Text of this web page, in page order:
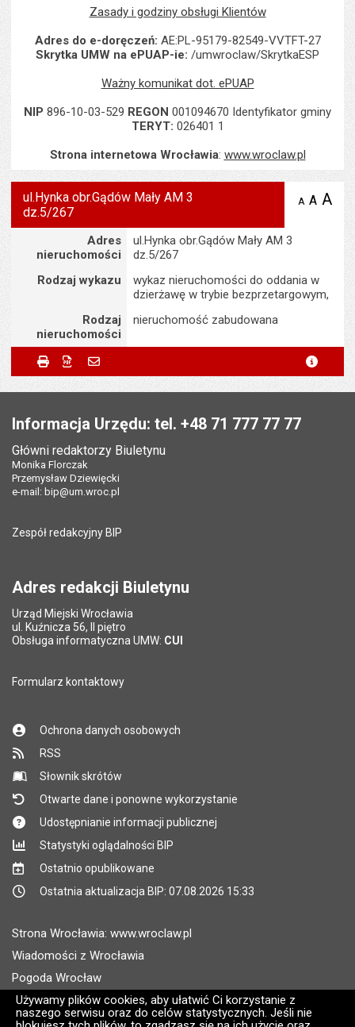
Używamy plików cookies, aby ułatwić Ci korzystanie z
naszego serwisu oraz do celów statystycznych. Jeśli nie
Zasady i godziny obsługi Klientów
Adres do e-doręczeń: AE:PL-95179-82549-VVTFT-27
Skrytka UMW na ePUAP-ie: /umwroclaw/SkrytkaESP
Ważny komunikat dot. ePUAP
NIP 896-10-03-529 REGON 001094670 Identyfikator gminy
TERYT: 026401 1
Strona internetowa Wrocławia: www.wroclaw.pl
ul.Hynka obr.Gądów Mały AM 3
dz.5/267
A zmniejsz
A A
Adres
nieruchomości
ul.Hynka obr.Gądów Mały AM 3
dz.5/267
Rodzaj wykazu
wykaz nieruchomości do oddania w
dzierżawę w trybie bezprzetargowym,
Rodzaj
nieruchomości
nieruchomość zabudowana
Metryczka
Odpowiedzialny za treść:
Zawiślak
Opublikował w BIP:
Ewa Matras
Data opublikowania:
Liczba wyświetleń:
Powiadom znajomego
Powiadom znajomego
Twoje imię i nazwisko
Twój adres e-mail Pole wymagane
Tytuł e-mailaPole wymagane
*
Adres e-mail znajomego
Pytanie antyspamowe
*
Pole wymagane
Drukuj Zapisz do PDF
Informacja Urzędu: tel. +48 71 777 77 77
Główni redaktorzy Biuletynu
Monika Florczak
Przemysław Dziewięcki
e-mail: bip@um.wroc.pl
Zespół redakcyjny BIP
Adres redakcji Biuletynu
Urząd Miejski Wrocławia
ul. Kuźnicza 56, II piętro
Obsługa informatyczna UMW: CUI
Formularz kontaktowy
Ochrona danych osobowych
RSS
Słownik skrótów
Otwarte dane i ponowne wykorzystanie
Udostępnianie informacji publicznej
Statystyki oglądalności BIP
Ostatnio opublikowane
Ostatnia aktualizacja BIP: 07.08.2026 15:33
Strona Wrocławia: www.wroclaw.pl
Wiadomości z Wrocławia
Pogoda Wrocław
Rozkłady jazdy MPK Wrocław
Administratorem wroclaw.pl jest: ARAW